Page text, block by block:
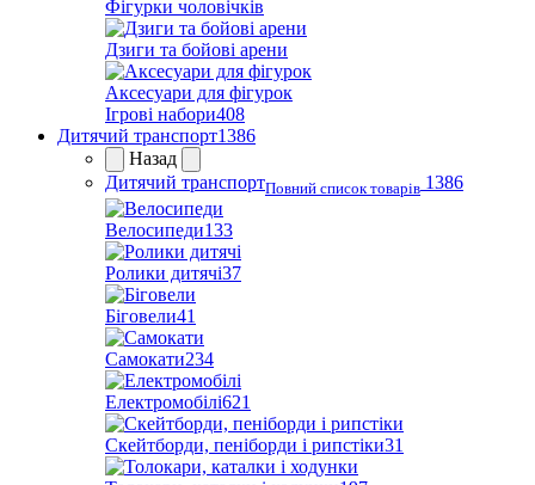
Фігурки чоловічків
Дзиги та бойові арени
Аксесуари для фігурок
Ігрові набори408
Дитячий транспорт1386
Назад
Дитячий транспортПовний список товарів 1386
Велосипеди133
Ролики дитячі37
Біговели41
Самокати234
Електромобілі621
Скейтборди, пеніборди і рипстіки31